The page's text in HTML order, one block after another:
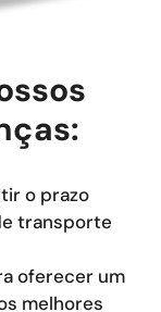
o prazo
transporte
oferecer um
melhores